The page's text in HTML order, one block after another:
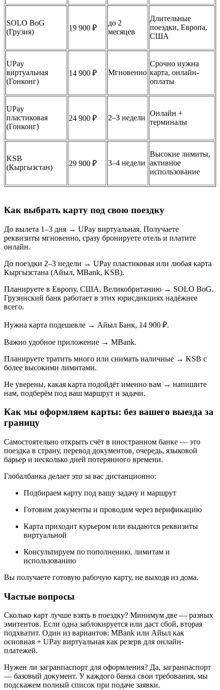
SOLO BoG
(Грузия)
19 900 ₽
до 2
месяцев
Длительные
поездки, Европа,
США
UPay
виртуальная
(Гонконг)
14 900 ₽ Мгновенно
Срочно нужна
карта, онлайн-
оплаты
UPay
пластиковая
(Гонконг)
24 900 ₽ 2–3 недели
Онлайн +
терминалы
KSB
(Кыргызстан)
29 900 ₽ 3–4 недели
Высокие лимиты,
активное
использование
Как выбрать карту под свою поездку
До вылета 1–3 дня → UPay виртуальная. Получаете
реквизиты мгновенно, сразу бронируете отель и платите
онлайн.
До поездки 2–3 недели → UPay пластиковая или любая карта
Кыргызстана (Айыл, MBank, KSB).
Планируете в Европу, США, Великобританию → SOLO BoG.
Грузинский банк работает в этих юрисдикциях надёжнее
всего.
Нужна карта подешевле → Айыл Банк, 14 900 ₽.
Важно удобное приложение → MBank.
Планируете тратить много или снимать наличные → KSB с
более высокими лимитами.
Не уверены, какая карта подойдёт именно вам → напишите
нам, подберём под ваш маршрут и задачи.
Как мы оформляем карты: без вашего выезда за
границу
Самостоятельно открыть счёт в иностранном банке — это
поездка в страну, перевод документов, очередь, языковой
барьер и несколько дней потерянного времени.
Глобалбанка делает это за вас дистанционно:
Подбираем карту под вашу задачу и маршрут
Готовим документы и проводим через верификацию
Карта приходит курьером или выдаются реквизиты
виртуальной
Консультируем по пополнению, лимитам и
использованию
Вы получаете готовую рабочую карту, не выходя из дома.
Частые вопросы
Сколько карт лучше взять в поездку? Минимум две — разных
эмитентов. Если одна заблокируется или даст сбой, вторая
подхватит. Один из вариантов: MBank или Айыл как
основная + UPay виртуальная как резерв для онлайн-
платежей.
Нужен ли загранпаспорт для оформления? Да, загранпаспорт
— базовый документ. У каждого банка свои требования, мы
подскажем полный список при подаче заявки.